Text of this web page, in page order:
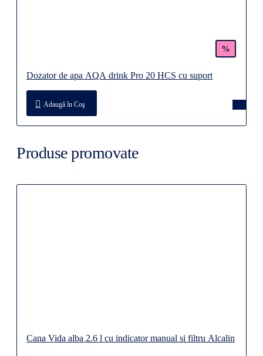
%
Dozator de apa AQA drink Pro 20 HCS cu suport
Adaugă în Coş
Produse promovate
Cana Vida alba 2.6 l cu indicator manual si filtru Alcalin